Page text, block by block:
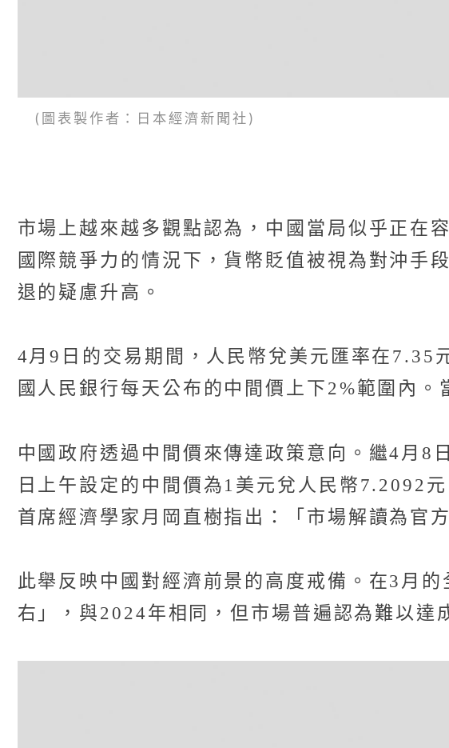
(圖表製作者：日本經濟新聞社)
市場上越來越多觀點認為，中國當局似乎正在
國際競爭力的情況下，貨幣貶值被視為對沖手
退的疑慮升高。
4月9日的交易期間，人民幣兌美元匯率在7.35
國人民銀行每天公布的中間價上下2%範圍內
中國政府透過中間價來傳達政策意向。繼4月8
日上午設定的中間價為1美元兌人民幣7.2092
首席經濟學家月岡直樹指出：「市場解讀為官
此舉反映中國對經濟前景的高度戒備。在3月
右」，與2024年相同，但市場普遍認為難以達